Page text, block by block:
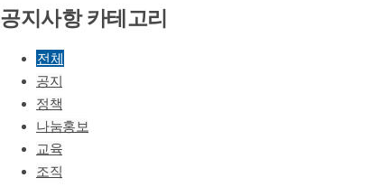
공지사항 카테고리
전체
공지
정책
나눔홍보
교육
조직